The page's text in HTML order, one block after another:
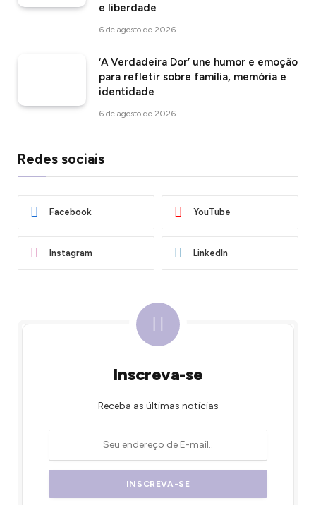
e liberdade
6 de agosto de 2026
‘A Verdadeira Dor’ une humor e emoção
para refletir sobre família, memória e
identidade
6 de agosto de 2026
Redes sociais
Facebook YouTube
Instagram LinkedIn
Inscreva-se
Receba as últimas notícias